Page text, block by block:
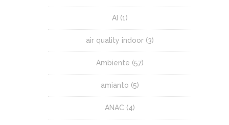
AI (1)
air quality indoor(3)
Ambiente (57)
amianto (5)
ANAC (4)